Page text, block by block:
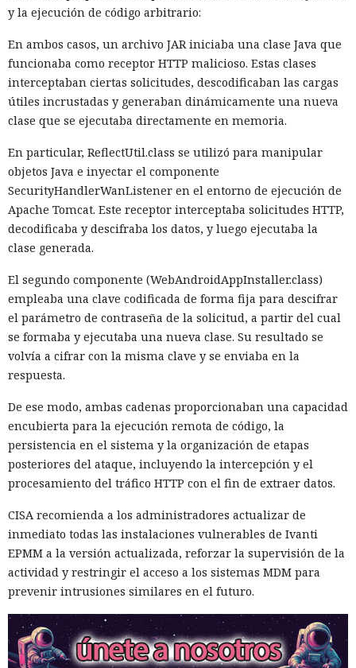
y la ejecución de código arbitrario:
En ambos casos, un archivo JAR iniciaba una clase Java que
funcionaba como receptor HTTP malicioso. Estas clases
interceptaban ciertas solicitudes, descodificaban las cargas
útiles incrustadas y generaban dinámicamente una nueva
clase que se ejecutaba directamente en memoria.
En particular, ReflectUtil.class se utilizó para manipular
objetos Java e inyectar el componente
SecurityHandlerWanListener en el entorno de ejecución de
Apache Tomcat. Este receptor interceptaba solicitudes HTTP,
decodificaba y descifraba los datos, y luego ejecutaba la
clase generada.
El segundo componente (WebAndroidAppInstaller.class)
empleaba una clave codificada de forma fija para descifrar
el parámetro de contraseña de la solicitud, a partir del cual
se formaba y ejecutaba una nueva clase. Su resultado se
volvía a cifrar con la misma clave y se enviaba en la
respuesta.
De ese modo, ambas cadenas proporcionaban una capacidad
encubierta para la ejecución remota de código, la
persistencia en el sistema y la organización de etapas
posteriores del ataque, incluyendo la intercepción y el
procesamiento del tráfico HTTP con el fin de extraer datos.
CISA recomienda a los administradores actualizar de
inmediato todas las instalaciones vulnerables de Ivanti
EPMM a la versión actualizada, reforzar la supervisión de la
actividad y restringir el acceso a los sistemas MDM para
prevenir intrusiones similares en el futuro.